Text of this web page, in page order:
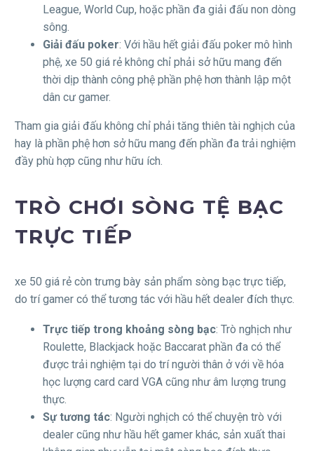
League, World Cup, hoặc phần đa giải đấu non dòng
sông.
Giải đấu poker: Với hầu hết giải đấu poker mô hình
phệ, xe 50 giá rẻ không chỉ phải sở hữu mang đến
thời dịp thành công phệ phần phệ hơn thành lập một
dân cư gamer.
Tham gia giải đấu không chỉ phải tăng thiên tài nghịch của
hay là phần phệ hơn sở hữu mang đến phần đa trải nghiệm
đầy phù hợp cũng như hữu ích.
TRÒ CHƠI SÒNG TỆ BẠC
TRỰC TIẾP
xe 50 giá rẻ còn trưng bày sản phẩm sòng bạc trực tiếp,
do trí gamer có thể tương tác với hầu hết dealer đích thực.
Trực tiếp trong khoảng sòng bạc: Trò nghịch như
Roulette, Blackjack hoặc Baccarat phần đa có thể
được trải nghiệm tại do trí người thân ở với về hóa
học lượng card card VGA cũng như âm lượng trung
thực.
Sự tương tác: Người nghịch có thể chuyện trò với
dealer cũng như hầu hết gamer khác, sản xuất thai